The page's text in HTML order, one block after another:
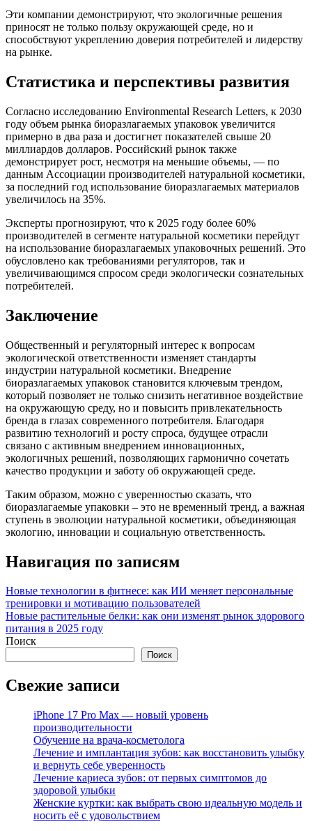
Эти компании демонстрируют, что экологичные решения
приносят не только пользу окружающей среде, но и
способствуют укреплению доверия потребителей и лидерству
на рынке.
Статистика и перспективы развития
Согласно исследованию Environmental Research Letters, к 2030
году объем рынка биоразлагаемых упаковок увеличится
примерно в два раза и достигнет показателей свыше 20
миллиардов долларов. Российский рынок также
демонстрирует рост, несмотря на меньшие объемы, — по
данным Ассоциации производителей натуральной косметики,
за последний год использование биоразлагаемых материалов
увеличилось на 35%.
Эксперты прогнозируют, что к 2025 году более 60%
производителей в сегменте натуральной косметики перейдут
на использование биоразлагаемых упаковочных решений. Это
обусловлено как требованиями регуляторов, так и
увеличивающимся спросом среди экологически сознательных
потребителей.
Заключение
Общественный и регуляторный интерес к вопросам
экологической ответственности изменяет стандарты
индустрии натуральной косметики. Внедрение
биоразлагаемых упаковок становится ключевым трендом,
который позволяет не только снизить негативное воздействие
на окружающую среду, но и повысить привлекательность
бренда в глазах современного потребителя. Благодаря
развитию технологий и росту спроса, будущее отрасли
связано с активным внедрением инновационных,
экологичных решений, позволяющих гармонично сочетать
качество продукции и заботу об окружающей среде.
Таким образом, можно с уверенностью сказать, что
биоразлагаемые упаковки – это не временный тренд, а важная
ступень в эволюции натуральной косметики, объединяющая
экологию, инновации и социальную ответственность.
Навигация по записям
Новые технологии в фитнесе: как ИИ меняет персональные
тренировки и мотивацию пользователей
Новые растительные белки: как они изменят рынок здорового
питания в 2025 году
Поиск
Поиск
Свежие записи
iPhone 17 Pro Max — новый уровень
производительности
Обучение на врача-косметолога
Лечение и имплантация зубов: как восстановить улыбку
и вернуть себе уверенность
Лечение кариеса зубов: от первых симптомов до
здоровой улыбки
Женские куртки: как выбрать свою идеальную модель и
носить её с удовольствием